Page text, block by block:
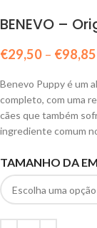
BENEVO –
€29,50 – €98,85
Benevo Puppy é um
completo, com uma
cães que também
ingrediente comum
TAMANHO DA